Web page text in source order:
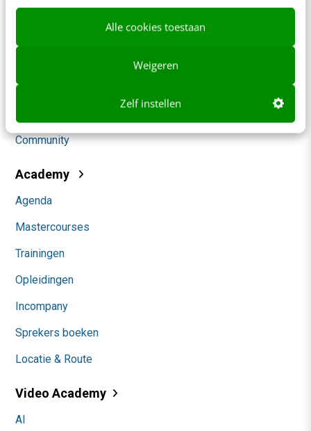
Alle cookies toestaan
Weigeren
Zelf instellen
Content & Communicatie
Social
Community
Academy
Agenda
Mastercourses
Trainingen
Opleidingen
Incompany
Sprekers boeken
Locatie & Route
Video Academy
AI